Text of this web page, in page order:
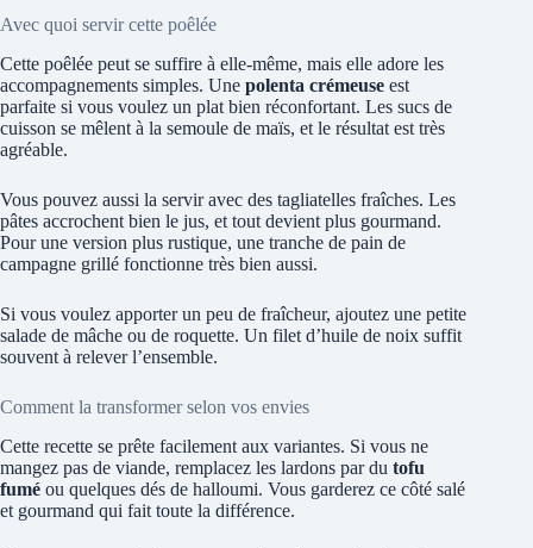
Avec quoi servir cette poêlée
Cette poêlée peut se suffire à elle-même, mais elle adore les
accompagnements simples. Une polenta crémeuse est
parfaite si vous voulez un plat bien réconfortant. Les sucs de
cuisson se mêlent à la semoule de maïs, et le résultat est très
agréable.
Vous pouvez aussi la servir avec des tagliatelles fraîches. Les
pâtes accrochent bien le jus, et tout devient plus gourmand.
Pour une version plus rustique, une tranche de pain de
campagne grillé fonctionne très bien aussi.
Si vous voulez apporter un peu de fraîcheur, ajoutez une petite
salade de mâche ou de roquette. Un filet d’huile de noix suffit
souvent à relever l’ensemble.
Comment la transformer selon vos envies
Cette recette se prête facilement aux variantes. Si vous ne
mangez pas de viande, remplacez les lardons par du tofu
fumé ou quelques dés de halloumi. Vous garderez ce côté salé
et gourmand qui fait toute la différence.